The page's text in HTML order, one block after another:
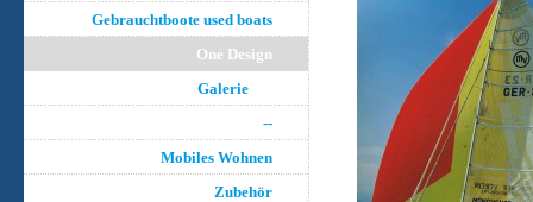
Gebrauchtboote used boats
One Design
Galerie
--
Mobiles Wohnen
Zubehör